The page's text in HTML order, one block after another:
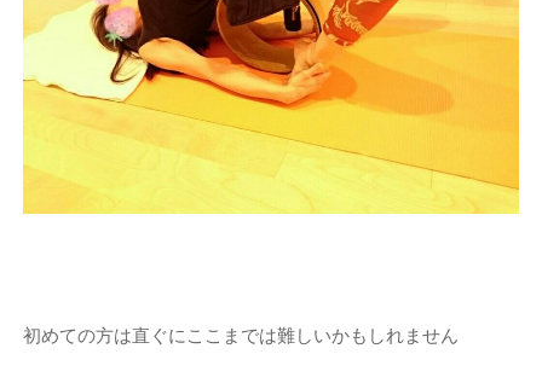
初めての方は直ぐにここまでは難しいかもしれません